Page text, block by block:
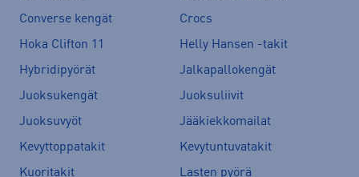
Converse kengät
Crocs
Hoka Clifton 11
Helly Hansen -takit
Hybridipyörät
Jalkapallokengät
Juoksukengät
Juoksuliivit
Juoksuvyöt
Jääkiekkomailat
Kevyttoppatakit
Kevytuntuvatakit
Kuoritakit
Lasten pyörä